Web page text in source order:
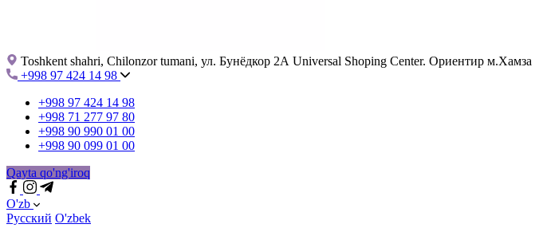
Toshkent shahri, Chilonzor tumani, ул. Бунёдкор 2А Universal Shoping Center. Ориентир м.Хамза
+998 97 424 14 98
+998 97 424 14 98
+998 71 277 97 80
+998 90 990 01 00
+998 90 099 01 00
Qayta qo'ng'iroq
O'zb
Русский O'zbek